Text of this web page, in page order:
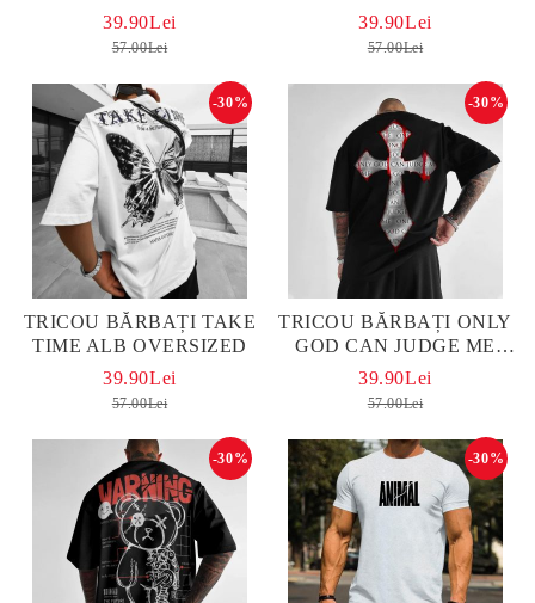
OVERSIZED
39.90Lei
57.00Lei
39.90Lei
57.00Lei
TRICOU BĂRBAȚI TAKE
TIME ALB OVERSIZED
-30%
39.90Lei
57.00Lei
TRICOU BĂRBAȚI ONLY
GOD CAN JUDGE ME
OVERSIZED
-30%
39.90Lei
57.00Lei
-30% -30%